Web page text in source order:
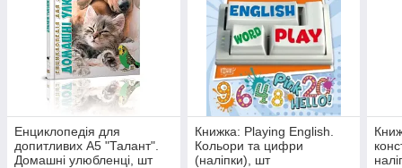
Енциклопедія для
допитливих А5 "Талант".
Домашні улюбленці, шт
Книжка: Playing English.
Кольори та цифри
(наліпки), шт